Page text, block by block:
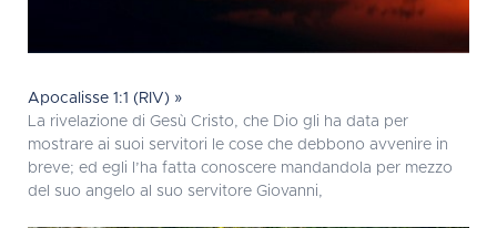
Apocalisse 1:1 (RIV) »
La rivelazione di Gesù Cristo, che Dio gli ha data per
mostrare ai suoi servitori le cose che debbono avvenire in
breve; ed egli l’ha fatta conoscere mandandola per mezzo
del suo angelo al suo servitore Giovanni,